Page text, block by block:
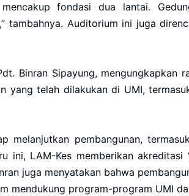
fondasi dua lantai.
tambahnya. Auditorium ini juga
Binran Sipayung, mengungkapkan
yang telah dilakukan di UMI,
melanjutkan pembangunan,
ini, LAM-Kes memberikan akreditasi
juga menyatakan bahwa
mendukung program-program UMI